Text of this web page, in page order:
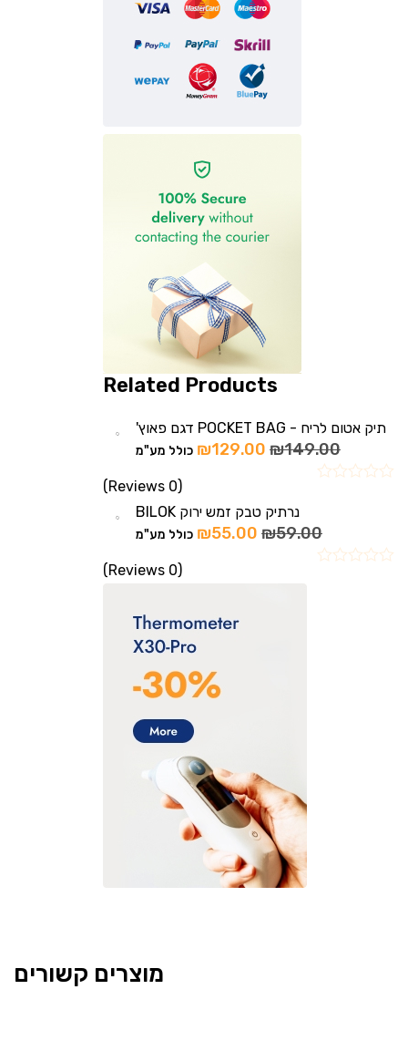
Related Products
תיק אטום לריח - POCKET BAG דגם פאוץ'
₪149.00
₪129.00 כולל מע"מ
(0 Reviews)
נרתיק טבק זמש ירוק BILOK
₪59.00
₪55.00 כולל מע"מ
(0 Reviews)
מוצרים קשורים